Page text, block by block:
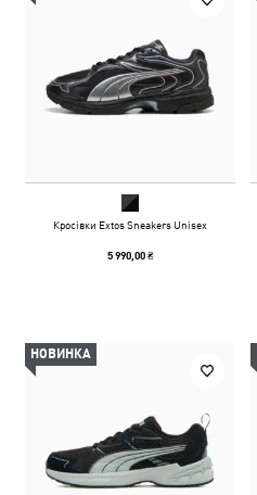
Кросівки Extos Sneakers Unisex
5 990,00 ₴
НОВИНКА